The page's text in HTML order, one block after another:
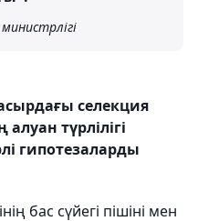
селекция
түрлілігі
гипотезаларды
бас сүйегі пішіні мен